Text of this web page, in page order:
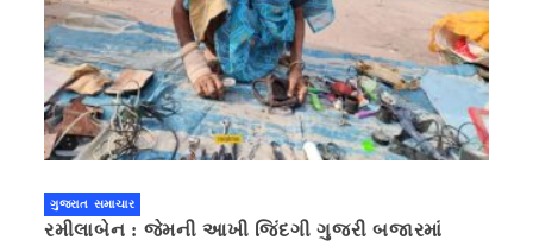
ગુજરાત સમાચાર
રમીલાબેન : જેમની આખી જિંદગી ગુજરી બજારમાં